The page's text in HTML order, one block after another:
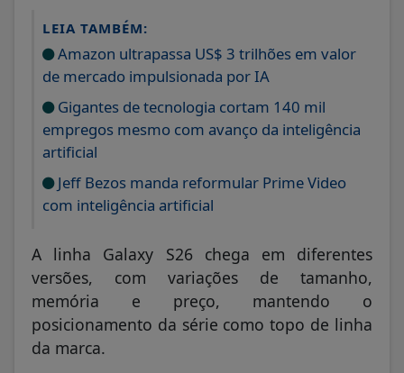
LEIA TAMBÉM:
Amazon ultrapassa US$ 3 trilhões em valor
de mercado impulsionada por IA
Gigantes de tecnologia cortam 140 mil
empregos mesmo com avanço da inteligência
artificial
Jeff Bezos manda reformular Prime Video
com inteligência artificial
A linha Galaxy S26 chega em diferentes
versões, com variações de tamanho,
memória e preço, mantendo o
posicionamento da série como topo de linha
da marca.